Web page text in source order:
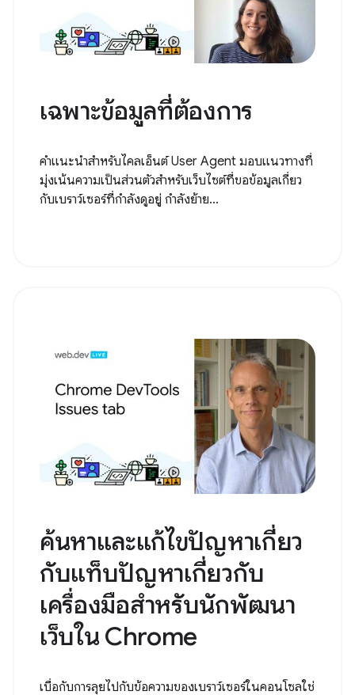
เฉพาะข้อมูลที่ต้องการ
คำแนะนำสำหรับไคลเอ็นต์ User Agent มอบแนวทางที่
มุ่งเน้นความเป็นส่วนตัวสำหรับเว็บไซต์ที่ขอข้อมูลเกี่ยว
กับเบราว์เซอร์ที่กำลังดูอยู่ กำลังย้าย...
ค้นหาและแก้ไขปัญหาเกี่ยว
กับแท็บปัญหาเกี่ยวกับ
เครื่องมือสำหรับนักพัฒนา
เว็บใน Chrome
เบื่อกับการลุยไปกับข้อความของเบราว์เซอร์ในคอนโซลใช่